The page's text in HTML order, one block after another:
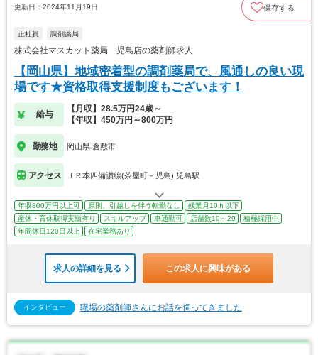
更新日：2024年11月19日 保存する
正社員 調剤薬局
株式会社マスカット薬局 児島店の薬剤師求人
【岡山県】地域密着型の調剤薬局で、風通しの良い現
場です★資格取得支援制度もございます！
給与
【月収】28.5万円24歳～
【年収】450万円～800万円
勤務地 岡山県 倉敷市
アクセス ＪＲ本四備讃線(茶屋町－児島) 児島駅
年収800万円以上可 原則、引越しを伴う転勤なし
残業月10ｈ以下
産休・育休取得実績有り
スキルアップ 車通勤可 店舗数10～29
積極採用中
年間休日120日以上
在宅業務あり
求人の詳細を見る この求人に興味がある
インタビュー 職場の薬剤師さんにお話を伺ってきました